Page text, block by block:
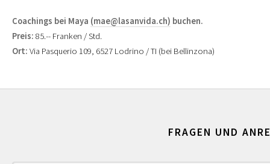
Coachings bei Maya (mae@lasanvida.ch) buchen.
Preis: 85.-- Franken / Std.
Ort: Via Pasquerio 109, 6527 Lodrino / TI (bei Bellinzona)
FRAGEN UND